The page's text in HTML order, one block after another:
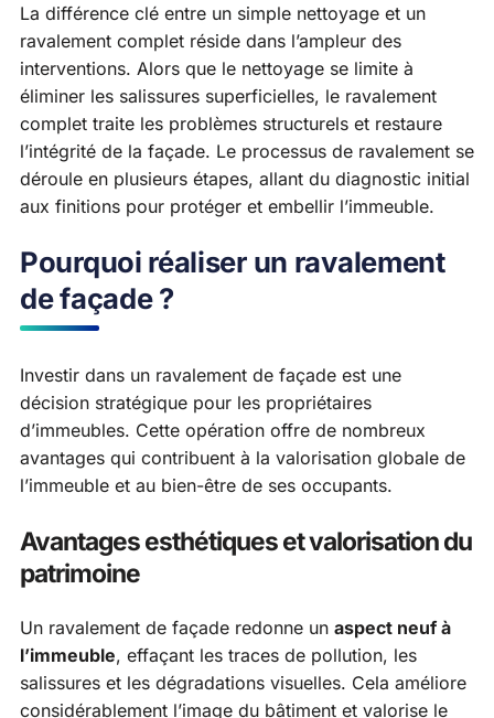
La différence clé entre un simple nettoyage et un
ravalement complet réside dans l’ampleur des
interventions. Alors que le nettoyage se limite à
éliminer les salissures superficielles, le ravalement
complet traite les problèmes structurels et restaure
l’intégrité de la façade. Le processus de ravalement se
déroule en plusieurs étapes, allant du diagnostic initial
aux finitions pour protéger et embellir l’immeuble.
Pourquoi réaliser un ravalement
de façade ?
Investir dans un ravalement de façade est une
décision stratégique pour les propriétaires
d’immeubles. Cette opération offre de nombreux
avantages qui contribuent à la valorisation globale de
l’immeuble et au bien-être de ses occupants.
Avantages esthétiques et valorisation du
patrimoine
Un ravalement de façade redonne un aspect neuf à
l’immeuble, effaçant les traces de pollution, les
salissures et les dégradations visuelles. Cela améliore
considérablement l’image du bâtiment et valorise le